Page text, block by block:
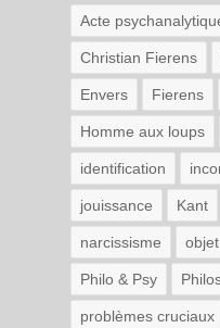
Acte
Christian Fierens
Envers Fierens
Homme aux loups
identification
jouissance Kant
narcissisme objet
Philo & Psy
problèmes cruciaux